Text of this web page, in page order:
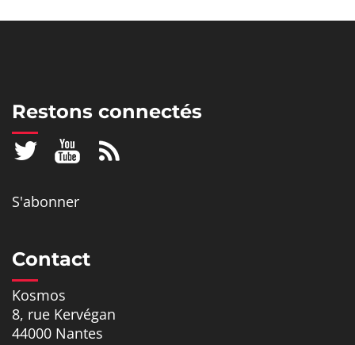
Restons connectés
S'abonner
Contact
Kosmos
8, rue Kervégan
44000 Nantes